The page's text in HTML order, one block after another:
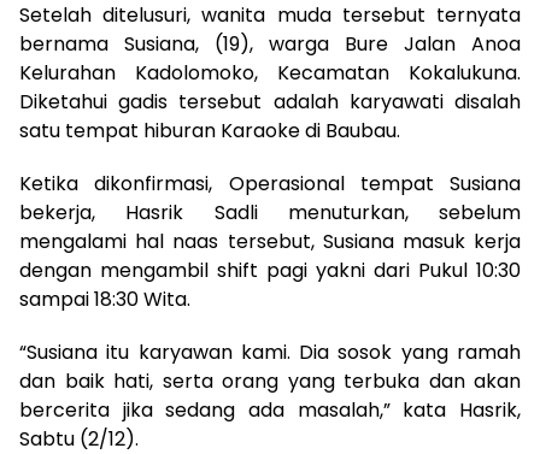
Setelah ditelusuri, wanita muda tersebut ternyata
bernama Susiana, (19), warga Bure Jalan Anoa
Kelurahan Kadolomoko, Kecamatan Kokalukuna.
Diketahui gadis tersebut adalah karyawati disalah
satu tempat hiburan Karaoke di Baubau.
Ketika dikonfirmasi, Operasional tempat Susiana
bekerja, Hasrik Sadli menuturkan, sebelum
mengalami hal naas tersebut, Susiana masuk kerja
dengan mengambil shift pagi yakni dari Pukul 10:30
sampai 18:30 Wita.
“Susiana itu karyawan kami. Dia sosok yang ramah
dan baik hati, serta orang yang terbuka dan akan
bercerita jika sedang ada masalah,” kata Hasrik,
Sabtu (2/12).